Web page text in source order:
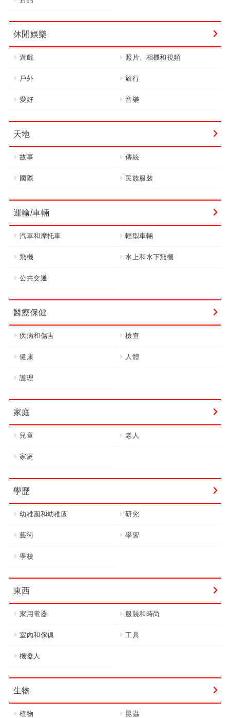
休閒娛樂
遊戲 照片、相機和視頻
戶外 旅行
愛好 音樂
天地
故事 傳統
國際 民族服裝
運輸/車輛
汽車和摩托車 輕型車輛
飛機 水上和水下飛機
公共交通
醫療保健
疾病和傷害 檢查
健康 人體
護理
家庭
兒童 老人
家庭
學歷
幼稚園和幼稚園 研究
藝術 學習
學校
東西
家用電器 服裝和時尚
室內和傢俱 工具
機器人
生物
植物 昆蟲